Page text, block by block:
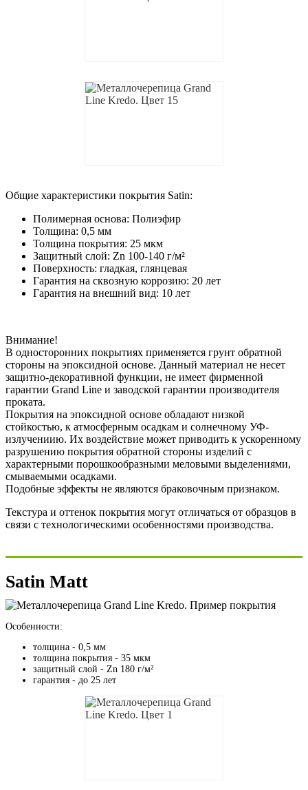
Общие характеристики покрытия Satin:
Полимерная основа: Полиэфир
Толщина: 0,5 мм
Толщина покрытия: 25 мкм
Защитный слой: Zn 100-140 г/м²
Поверхность: гладкая, глянцевая
Гарантия на сквозную коррозию: 20 лет
Гарантия на внешний вид: 10 лет
Внимание!
В односторонних покрытиях применяется грунт обратной
стороны на эпоксидной основе. Данный материал не несет
защитно-декоративной функции, не имеет фирменной
гарантии Grand Line и заводской гарантии производителя
проката.
Покрытия на эпоксидной основе обладают низкой
стойкостью, к атмосферным осадкам и солнечному УФ-
излучениию. Их воздействие может приводить к ускоренному
разрушению покрытия обратной стороны изделий с
характерными порошкообразными меловыми выделениями,
смываемыми осадками.
Подобные эффекты не являются браковочным признаком.
Текстура и оттенок покрытия могут отличаться от образцов в
связи с технологическими особенностями производства.
Satin Matt
Особенности:
толщина - 0,5 мм
толщина покрытия - 35 мкм
защитный слой - Zn 180 г/м²
гарантия - до 25 лет